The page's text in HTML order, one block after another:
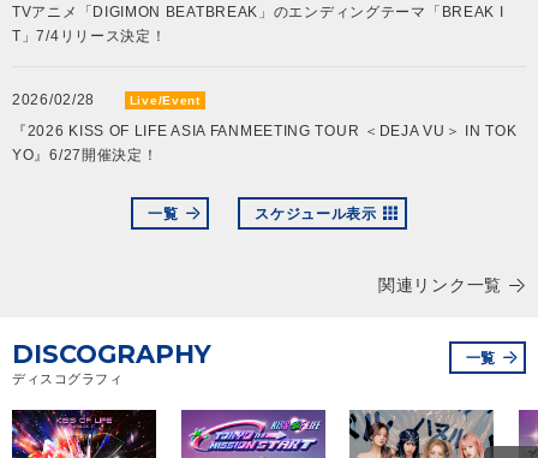
TVアニメ「DIGIMON BEATBREAK」のエンディングテーマ「BREAK I
T」7/4リリース決定！
2026/02/28 Live/Event
『2026 KISS OF LIFE ASIA FANMEETING TOUR ＜DEJA VU＞ IN TOK
YO』6/27開催決定！
一覧 スケジュール表示
関連リンク一覧
DISCOGRAPHY
ディスコグラフィ
一覧